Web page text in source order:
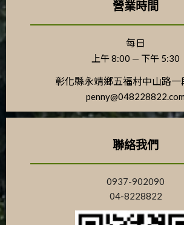
營業時間
每日
上午 8:00 — 下午 5:30
彰化縣永靖鄉五福村中山路一
penny@048228822.com
聯絡我們
0937-902090
04-8228822